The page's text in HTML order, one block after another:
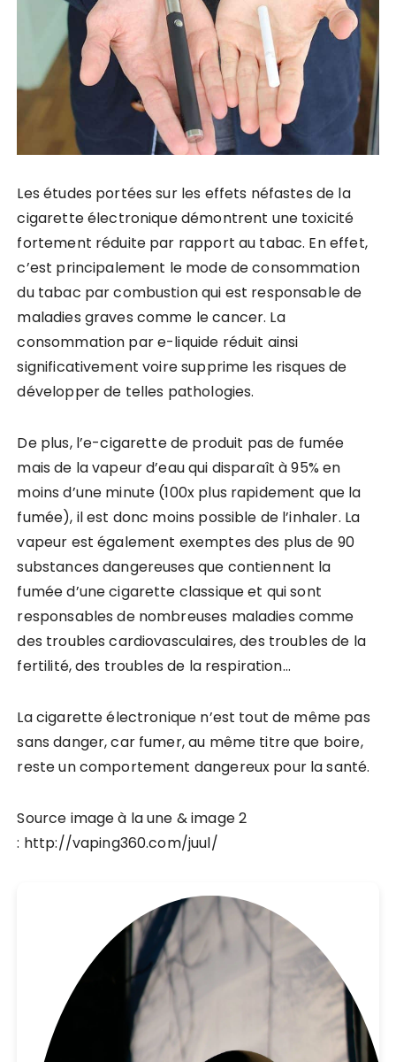
Les études portées sur les effets néfastes de la
cigarette électronique démontrent une toxicité
fortement réduite par rapport au tabac. En effet,
c’est principalement le mode de consommation
du tabac par combustion qui est responsable de
maladies graves comme le cancer. La
consommation par e-liquide réduit ainsi
significativement voire supprime les risques de
développer de telles pathologies.
De plus, l’e-cigarette de produit pas de fumée
mais de la vapeur d’eau qui disparaît à 95% en
moins d’une minute (100x plus rapidement que la
fumée), il est donc moins possible de l’inhaler. La
vapeur est également exemptes des plus de 90
substances dangereuses que contiennent la
fumée d’une cigarette classique et qui sont
responsables de nombreuses maladies comme
des troubles cardiovasculaires, des troubles de la
fertilité, des troubles de la respiration…
La cigarette électronique n’est tout de même pas
sans danger, car fumer, au même titre que boire,
reste un comportement dangereux pour la santé.
Source image à la une & image 2
: http://vaping360.com/juul/